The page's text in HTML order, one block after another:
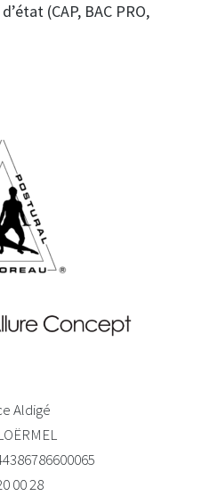
(CAP, BAC PRO,
Aldigé
00 28